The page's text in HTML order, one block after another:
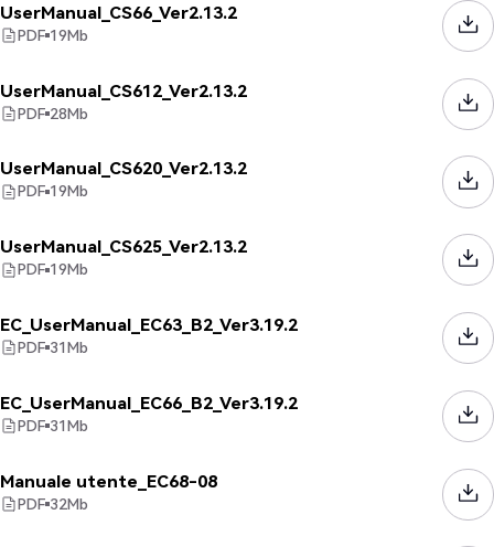
UserManual_CS66_Ver2.13.2
PDF 19Mb
UserManual_CS612_Ver2.13.2
PDF 28Mb
UserManual_CS620_Ver2.13.2
PDF 19Mb
UserManual_CS625_Ver2.13.2
PDF 19Mb
EC_UserManual_EC63_B2_Ver3.19.2
PDF 31Mb
EC_UserManual_EC66_B2_Ver3.19.2
PDF 31Mb
Manuale utente_EC68-08
PDF 32Mb